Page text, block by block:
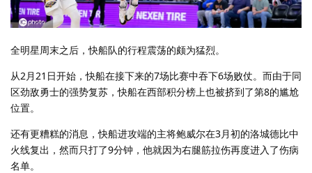
全明星周末之后，快船队的行程震荡的颇为猛烈。
从2月21日开始，快船在接下来的7场比赛中吞下6场败仗。而由于同
区劲敌勇士的强势复苏，快船在西部积分榜上也被挤到了第8的尴尬
位置。
还有更糟糕的消息，快船进攻端的主将鲍威尔在3月初的洛城德比中
火线复出，然而只打了9分钟，他就因为右腿筋拉伤再度进入了伤病
名单。